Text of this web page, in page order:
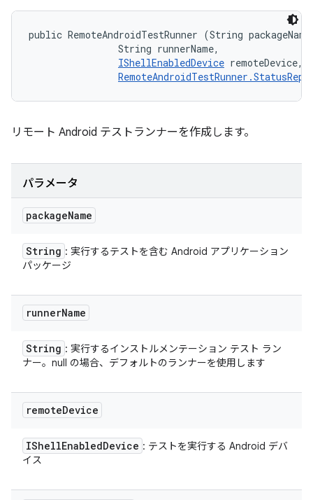
public RemoteAndroidTestRunner (String
                String runnerName,
IShellEnabledDevice remoteDevice,
リモート Android テストランナーを作成します。
パラメータ
packageName
String : 実行するテストを含む Android アプリケーション
パッケージ
runnerName
String : 実行するインストルメンテーション テスト ラン
ナー。null の場合、デフォルトのランナーを使用します
remoteDevice
IShellEnabledDevice : テストを実行する Android デバ
イス